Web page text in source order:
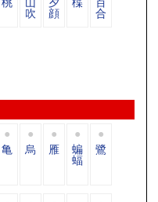
吹 顔 合
亀 烏 雁 蝙
蝠
鷺